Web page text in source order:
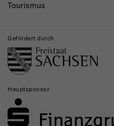
Tourismus
Gefördert durch
Hauptsponsor